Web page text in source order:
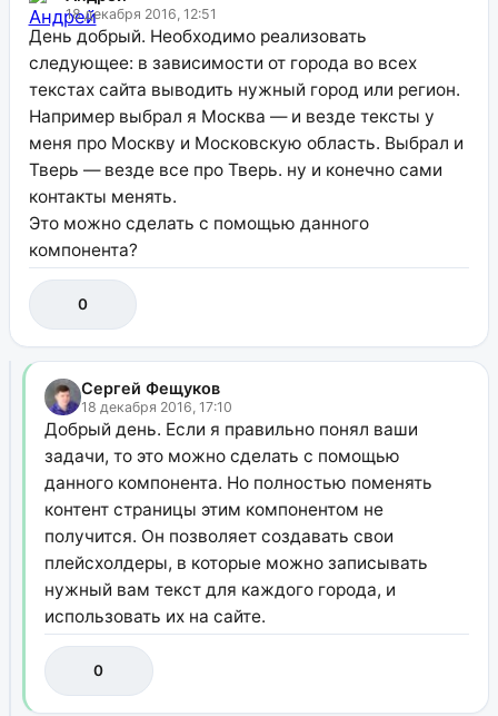
18 декабря 2016, 12:51
День добрый. Необходимо реализовать
следующее: в зависимости от города во всех
текстах сайта выводить нужный город или регион.
Например выбрал я Москва — и везде тексты у
меня про Москву и Московскую область. Выбрал и
Тверь — везде все про Тверь. ну и конечно сами
контакты менять.
Это можно сделать с помощью данного
компонента?
0
Сергей Фещуков
18 декабря 2016, 17:10
Добрый день. Если я правильно понял ваши
задачи, то это можно сделать с помощью
данного компонента. Но полностью поменять
контент страницы этим компонентом не
получится. Он позволяет создавать свои
плейсхолдеры, в которые можно записывать
нужный вам текст для каждого города, и
использовать их на сайте.
0